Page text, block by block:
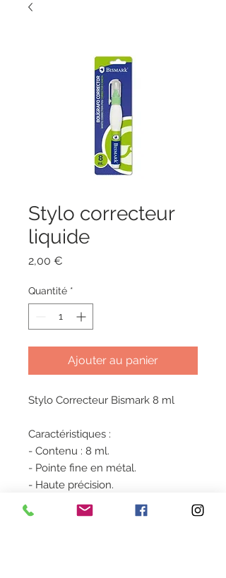
Stylo correcteur
liquide
2,00 €
Quantité *
Ajouter au panier
Stylo Correcteur Bismark 8 ml
Caractéristiques :
- Contenu : 8 ml.
- Pointe fine en métal.
- Haute précision.
- Design ergonomique.